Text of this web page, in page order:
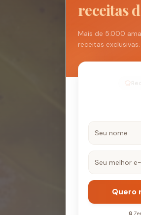
receitas
Mais de 5.000
receitas
Quero
🔒